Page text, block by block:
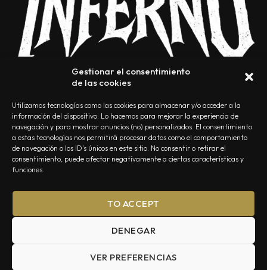
Gestionar el consentimiento
de las cookies
Utilizamos tecnologías como las cookies para almacenar y/o acceder a la
información del dispositivo. Lo hacemos para mejorar la experiencia de
navegación y para mostrar anuncios (no) personalizados. El consentimiento
a estas tecnologías nos permitirá procesar datos como el comportamiento
de navegación o los ID's únicos en este sitio. No consentir o retirar el
consentimiento, puede afectar negativamente a ciertas características y
funciones.
TO ACCEPT
DENEGAR
VER PREFERENCIAS
NOSOTROS CONTACTO EDITORIAL POLÍTICA DE PRIVACIDAD